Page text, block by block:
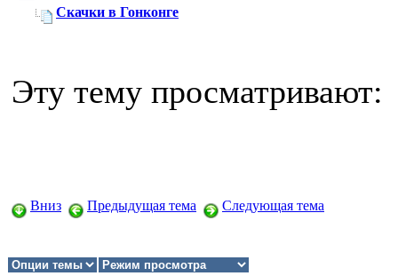
Скачки в Гонконге
Эту тему
Вниз Предыдущая тема Следующая тема